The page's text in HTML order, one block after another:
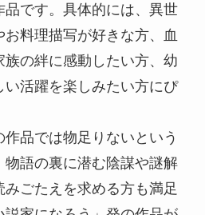
です。具体的には、異世
料理描写が好きな方、血
の絆に感動したい方、幼
活躍を楽しみたい方にぴ
品では物足りないという
語の裏に潜む陰謀や謎解
ごたえを求める方も満足